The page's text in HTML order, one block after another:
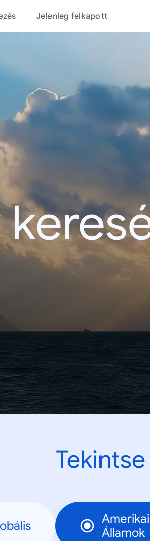
Jelenleg felkapott
Államok